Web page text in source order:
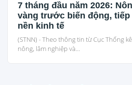
7 tháng đầu năm 2026:
vàng trước biến động,
nền kinh tế
(STNN) - Theo thông tin từ Cục Thống
nông, lâm nghiệp và...